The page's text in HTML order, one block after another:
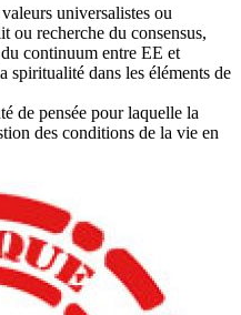
universalistes ou
ou recherche du consensus,
continuum entre EE et
spiritualité dans les éléments de
de pensée pour laquelle la
des conditions de la vie en